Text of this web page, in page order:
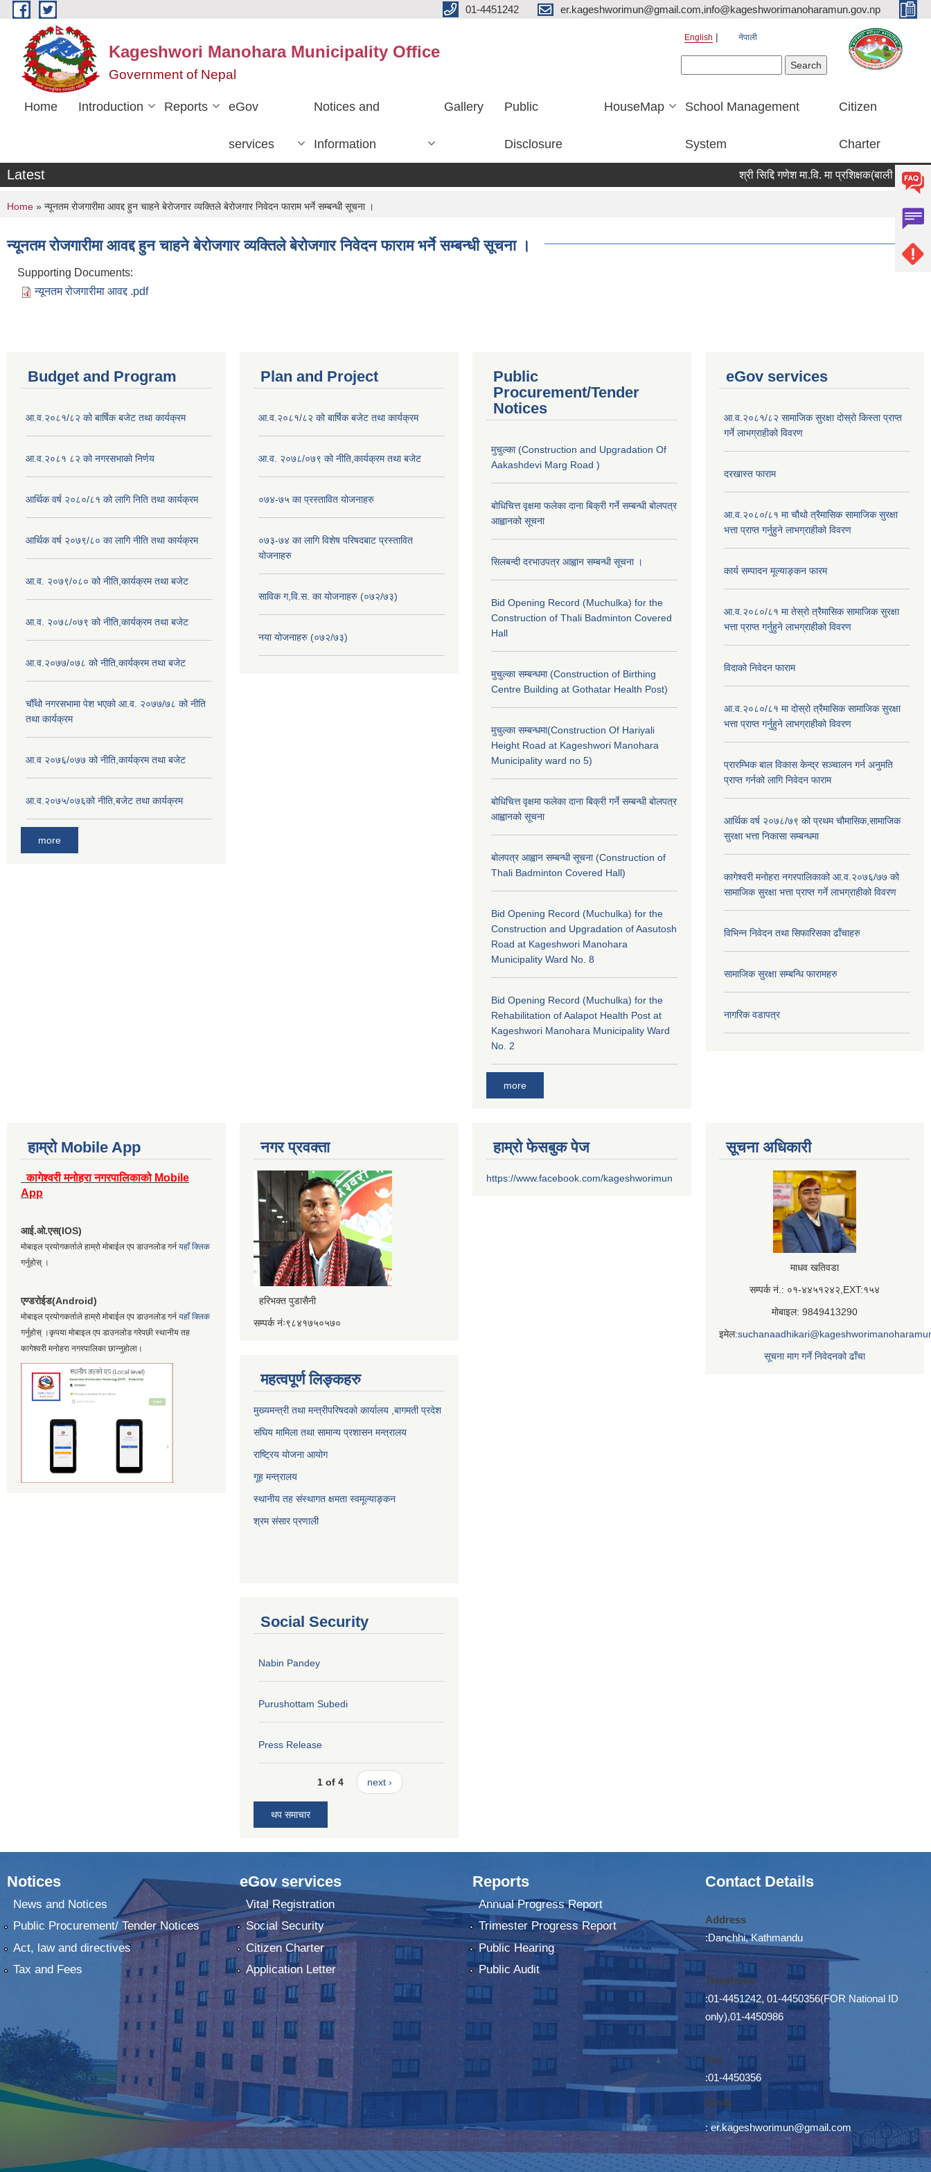
Skip to main content 01-4451242 er.kageshworimun@gmail.com,info@kageshworimanoharamun.gov.np
Kageshwori Manohara Municipality Office
Government of Nepal
English नेपाली
Home Introduction Reports eGov
services
Notices and
Information
Gallery Public
Disclosure
HouseMap School Management
System
Citizen
Charter
Latest श्री सिद्दि गणेश मा.वि. मा प्रशिक्षक(बाली विज्ञान)
You are here
Home » न्यूनतम रोजगारीमा आवद्द हुन चाहने बेरोजगार व्यक्तिले बेरोजगार निवेदन फाराम भर्ने सम्बन्धी सूचना ।
न्यूनतम रोजगारीमा आवद्द हुन चाहने बेरोजगार व्यक्तिले बेरोजगार निवेदन फाराम भर्ने सम्बन्धी सूचना ।
Supporting Documents:
न्यूनतम रोजगारीमा आवद्द .pdf
Budget and Program
आ.व.२०८१/८२ को बार्षिक बजेट तथा कार्यक्रम
आ.व.२०८१ ८२ को नगरसभाको निर्णय
आर्थिक वर्ष २०८०/८१ को लागि निति तथा कार्यक्रम
आर्थिक वर्ष २०७९/८० का लागि नीति तथा कार्यक्रम
आ.व. २०७९/०८० को नीति,कार्यक्रम तथा बजेट
आ.व. २०७८/०७९ को नीति,कार्यक्रम तथा बजेट
आ.व.२०७७/०७८ को नीति,कार्यक्रम तथा बजेट
चौँथो नगरसभामा पेश भएको आ.व. २०७७/७८ को नीति
तथा कार्यक्रम
आ.व २०७६/०७७ को नीति,कार्यक्रम तथा बजेट
आ.व.२०७५/०७६को नीति,बजेट तथा कार्यक्रम
more
Plan and Project
आ.व.२०८१/८२ को बार्षिक बजेट तथा कार्यक्रम
आ.व. २०७८/०७९ को नीति,कार्यक्रम तथा बजेट
०७४-७५ का प्रस्तावित योजनाहरु
०७३-७४ का लागि विशेष परिषदबाट प्रस्तावित
योजनाहरु
साविक ग,वि.स. का योजनाहरु (०७२/७३)
नया योजनाहरु (०७२/७३)
Public
Procurement/Tender
Notices
मुचुल्का (Construction and Upgradation Of
Aakashdevi Marg Road )
बोधिचित्त वृक्षमा फलेका दाना बिक्री गर्ने सम्बन्धी बोलपत्र
आह्वानको सूचना
सिलबन्दी दरभाउपत्र आह्वान सम्बन्धी सूचना ।
Bid Opening Record (Muchulka) for the
Construction of Thali Badminton Covered
Hall
मुचुल्का सम्बन्धमा (Construction of Birthing
Centre Building at Gothatar Health Post)
मुचुल्का सम्बन्धमा(Construction Of Hariyali
Height Road at Kageshwori Manohara
Municipality ward no 5)
बोधिचित्त वृक्षमा फलेका दाना बिक्री गर्ने सम्बन्धी बोलपत्र
आह्वानको सूचना
बोलपत्र आह्वान सम्बन्धी सूचना (Construction of
Thali Badminton Covered Hall)
Bid Opening Record (Muchulka) for the
Construction and Upgradation of Aasutosh
Road at Kageshwori Manohara
Municipality Ward No. 8
Bid Opening Record (Muchulka) for the
Rehabilitation of Aalapot Health Post at
Kageshwori Manohara Municipality Ward
No. 2
more
eGov services
आ.व.२०८१/८२ सामाजिक सुरक्षा दोस्रो किस्ता प्राप्त
गर्ने लाभग्राहीको विवरण
दरखास्त फाराम
आ.व.२०८०/८१ मा चौथो त्रैमासिक सामाजिक सुरक्षा
भत्ता प्राप्त गर्नुहुने लाभग्राहीको विवरण
कार्य सम्पादन मूल्याङ्कन फारम
आ.व.२०८०/८१ मा तेस्रो त्रैमासिक सामाजिक सुरक्षा
भत्ता प्राप्त गर्नुहुने लाभग्राहीको विवरण
विदाको निवेदन फाराम
आ.व.२०८०/८१ मा दोस्रो त्रैमासिक सामाजिक सुरक्षा
भत्ता प्राप्त गर्नुहुने लाभग्राहीको विवरण
प्रारम्भिक बाल विकास केन्द्र सञ्चालन गर्न अनुमति
प्राप्त गर्नको लागि निवेदन फाराम
आर्थिक वर्ष २०७८/७९ को प्रथम चौमासिक,सामाजिक
सुरक्षा भत्ता निकासा सम्बन्धमा
कागेश्वरी मनोहरा नगरपालिकाको आ.व.२०७६/७७ को
सामाजिक सुरक्षा भत्ता प्राप्त गर्ने लाभग्राहीको विवरण
विभिन्न निवेदन तथा सिफारिसका ढाँचाहरु
सामाजिक सुरक्षा सम्बन्धि फारामहरु
नागरिक वडापत्र
हाम्रो Mobile App
कागेश्वरी मनोहरा नगरपालिकाको Mobile
App
आई.ओ.एस(IOS)
मोबाइल प्रयोगकर्ताले हाम्रो मोबाईल एप डाउनलोड गर्न यहाँ क्लिक
गर्नुहोस् ।
एण्डरोईड(Android)
मोबाइल प्रयोगकर्ताले हाम्रो मोबाईल एप डाउनलोड गर्न यहाँ क्लिक
गर्नुहोस् ।कृपया मोबाइल एप डाउनलोड गरेपछी स्थानीय तह
कागेश्वरी मनोहरा नगरपालिका छान्नुहोला।
नगर प्रवक्ता
हरिभक्त पुडासैनी
सम्पर्क नंः९८४१७५०५७०
महत्वपूर्ण लिङ्कहरु
मुख्यमन्त्री तथा मन्त्रीपरिषदको कार्यालय ,बागमती प्रदेश
संघिय मामिला तथा सामान्य प्रशासन मन्त्रालय
राष्ट्रिय योजना आयोग
गूह मन्त्रालय
स्थानीय तह संस्थागत क्षमता स्वमूल्याङ्कन
श्रम संसार प्रणाली
Social Security
Nabin Pandey
Purushottam Subedi
Press Release
1 of 4 next ›
थप समाचार
हाम्रो फेसबुक पेज
https://www.facebook.com/kageshworimun
सूचना अधिकारी
माधव खतिवडा
सम्पर्क नं.: ०१-४४५१२४२,EXT:१५४
मोबाइल: 9849413290
इमेल:
सूचना माग गर्ने निवेदनको ढाँचा
Notices
News and Notices
Public Procurement/ Tender Notices
Act, law and directives
Tax and Fees
eGov services
Vital Registration
Social Security
Citizen Charter
Application Letter
Reports
Annual Progress Report
Trimester Progress Report
Public Hearing
Public Audit
Contact Details
Address
:Danchhi, Kathmandu
Telephone
:01-4451242, 01-4450356(FOR National ID
only),01-4450986
Fax
:01-4450356
Email
:er.kageshworimun@gmail.com